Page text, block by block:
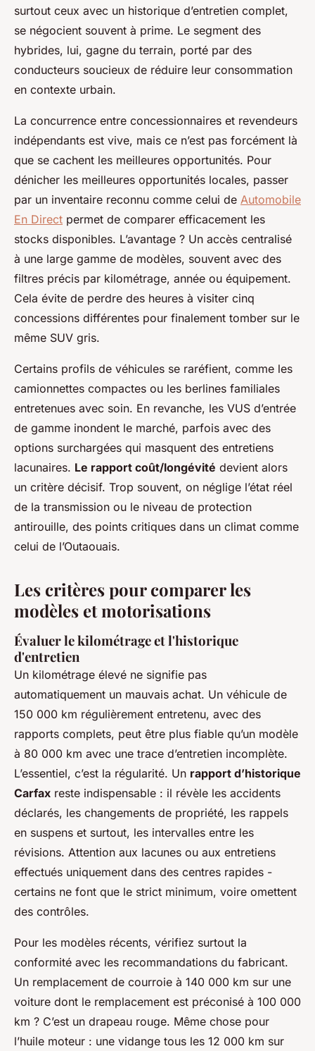
surtout ceux avec un historique d’entretien complet,
se négocient souvent à prime. Le segment des
hybrides, lui, gagne du terrain, porté par des
conducteurs soucieux de réduire leur consommation
en contexte urbain.
La concurrence entre concessionnaires et revendeurs
indépendants est vive, mais ce n’est pas forcément là
que se cachent les meilleures opportunités. Pour
dénicher les meilleures opportunités locales, passer
par un inventaire reconnu comme celui de Automobile
En Direct permet de comparer efficacement les
stocks disponibles. L’avantage ? Un accès centralisé
à une large gamme de modèles, souvent avec des
filtres précis par kilométrage, année ou équipement.
Cela évite de perdre des heures à visiter cinq
concessions différentes pour finalement tomber sur le
même SUV gris.
Certains profils de véhicules se raréfient, comme les
camionnettes compactes ou les berlines familiales
entretenues avec soin. En revanche, les VUS d’entrée
de gamme inondent le marché, parfois avec des
options surchargées qui masquent des entretiens
lacunaires. Le rapport coût/longévité devient alors
un critère décisif. Trop souvent, on néglige l’état réel
de la transmission ou le niveau de protection
antirouille, des points critiques dans un climat comme
celui de l’Outaouais.
Les critères pour comparer les
modèles et motorisations
Évaluer le kilométrage et l'historique
d'entretien
Un kilométrage élevé ne signifie pas
automatiquement un mauvais achat. Un véhicule de
150 000 km régulièrement entretenu, avec des
rapports complets, peut être plus fiable qu’un modèle
à 80 000 km avec une trace d’entretien incomplète.
L’essentiel, c’est la régularité. Un rapport d’historique
Carfax reste indispensable : il révèle les accidents
déclarés, les changements de propriété, les rappels
en suspens et surtout, les intervalles entre les
révisions. Attention aux lacunes ou aux entretiens
effectués uniquement dans des centres rapides -
certains ne font que le strict minimum, voire omettent
des contrôles.
Pour les modèles récents, vérifiez surtout la
conformité avec les recommandations du fabricant.
Un remplacement de courroie à 140 000 km sur une
voiture dont le remplacement est préconisé à 100 000
km ? C’est un drapeau rouge. Même chose pour
l’huile moteur : une vidange tous les 12 000 km sur